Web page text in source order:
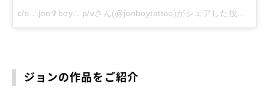
ジョンの作品をご紹介